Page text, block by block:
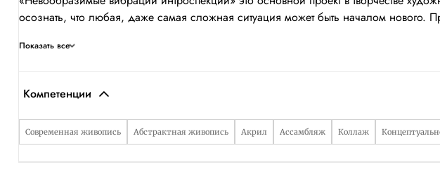
осознать, что любая, даже самая сложная ситуация может быть началом нового.
Показать все
Компетенции
Современная живопись Абстрактная живопись Акрил Ассамбляж Коллаж